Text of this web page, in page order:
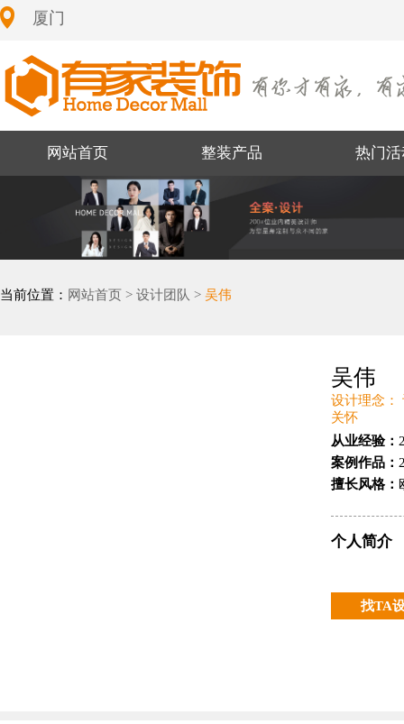
厦门
网站首页 整装产品 热门活
当前位置： 网站首页 > 设计团队 > 吴伟
吴伟
设计理念：
关怀
从业经验：
案例作品：
擅长风格：
个人简介
找TA